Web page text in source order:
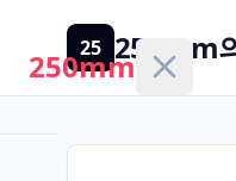
250mm
25 250mm